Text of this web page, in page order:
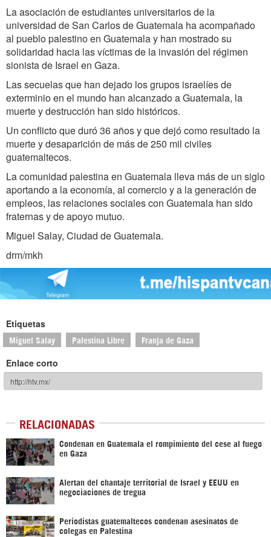
La asociación de estudiantes universitarios de la
universidad de San Carlos de Guatemala ha acompañado
al pueblo palestino en Guatemala y han mostrado su
solidaridad hacia las víctimas de la invasión del régimen
sionista de Israel en Gaza.
Las secuelas que han dejado los grupos israelíes de
exterminio en el mundo han alcanzado a Guatemala, la
muerte y destrucción han sido históricos.
Un conflicto que duró 36 años y que dejó como resultado la
muerte y desaparición de más de 250 mil civiles
guatemaltecos.
La comunidad palestina en Guatemala lleva más de un siglo
aportando a la economía, al comercio y a la generación de
empleos, las relaciones sociales con Guatemala han sido
fraternas y de apoyo mutuo.
Miguel Salay, Ciudad de Guatemala.
drm/mkh
Etiquetas
Miguel Salay Palestina Libre Franja de Gaza
Enlace corto
RELACIONADAS
Condenan en Guatemala el rompimiento del cese al fuego
en Gaza
Alertan del chantaje territorial de Israel y EEUU en
negociaciones de tregua
Periodistas guatemaltecos condenan asesinatos de
colegas en Palestina